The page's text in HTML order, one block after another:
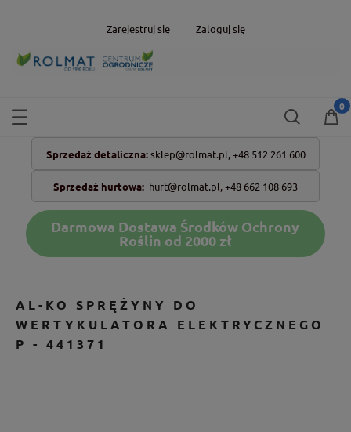
Zarejestruj się Zaloguj się
Sprzedaż detaliczna: sklep@rolmat.pl, +48 512 261 600
Sprzedaż hurtowa: hurt@rolmat.pl,+48 662 108 693
Darmowa Dostawa Środków Ochrony
Roślin od 2000 zł
AL-KO SPRĘŻYNY DO
WERTYKULATORA ELEKTRYCZNEGO
P - 441371